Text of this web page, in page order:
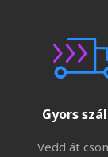
Gyors
Vedd át